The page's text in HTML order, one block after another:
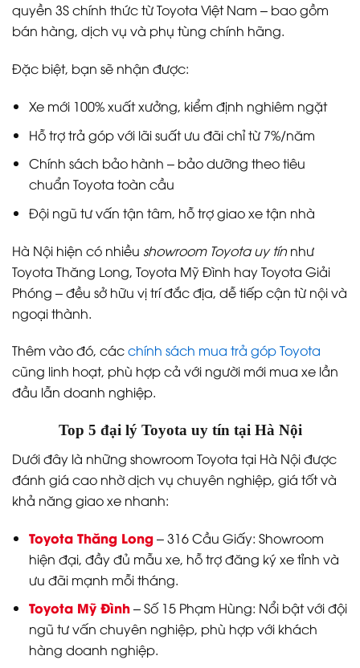
quyền 3S chính thức từ Toyota Việt Nam – bao gồm
bán hàng, dịch vụ và phụ tùng chính hãng.
Đặc biệt, bạn sẽ nhận được:
Xe mới 100% xuất xưởng, kiểm định nghiêm ngặt
Hỗ trợ trả góp với lãi suất ưu đãi chỉ từ 7%/năm
Chính sách bảo hành – bảo dưỡng theo tiêu
chuẩn Toyota toàn cầu
Đội ngũ tư vấn tận tâm, hỗ trợ giao xe tận nhà
Hà Nội hiện có nhiều showroom Toyota uy tín như
Toyota Thăng Long, Toyota Mỹ Đình hay Toyota Giải
Phóng – đều sở hữu vị trí đắc địa, dễ tiếp cận từ nội và
ngoại thành.
Thêm vào đó, cácchính sách mua trả góp Toyota
cũng linh hoạt, phù hợp cả với người mới mua xe lần
đầu lẫn doanh nghiệp.
Top 5 đại lý Toyota uy tín tại Hà Nội
Dưới đây là những showroom Toyota tại Hà Nội được
đánh giá cao nhờ dịch vụ chuyên nghiệp, giá tốt và
khả năng giao xe nhanh:
Toyota Thăng Long– 316 Cầu Giấy: Showroom
hiện đại, đầy đủ mẫu xe, hỗ trợ đăng ký xe tỉnh và
ưu đãi mạnh mỗi tháng.
Toyota Mỹ Đình– Số 15 Phạm Hùng: Nổi bật với đội
ngũ tư vấn chuyên nghiệp, phù hợp với khách
hàng doanh nghiệp.